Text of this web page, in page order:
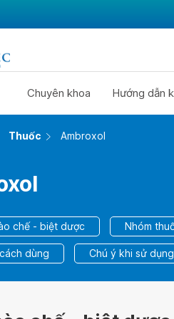
Chuyên khoa Hướng dẫn
Thuốc Ambroxol
chế - biệt dược Nhóm
dùng Chú ý khi sử dụng